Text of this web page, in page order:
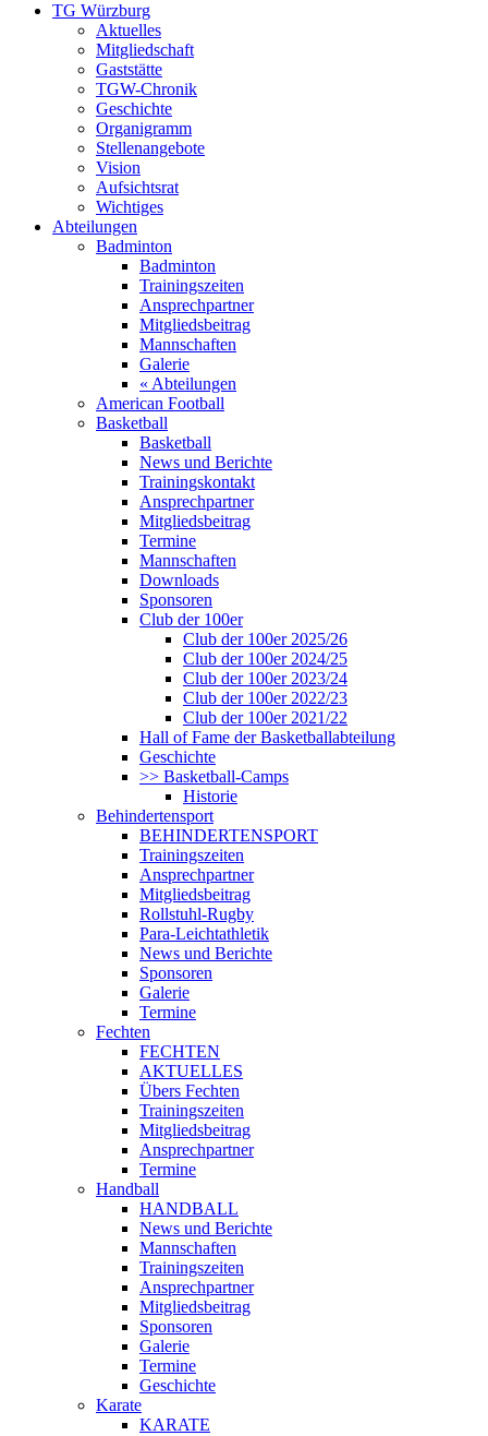
TG Würzburg
Aktuelles
Mitgliedschaft
Gaststätte
TGW-Chronik
Geschichte
Organigramm
Stellenangebote
Vision
Aufsichtsrat
Wichtiges
Abteilungen
Badminton
Badminton
Trainingszeiten
Ansprechpartner
Mitgliedsbeitrag
Mannschaften
Galerie
« Abteilungen
American Football
Basketball
Basketball
News und Berichte
Trainingskontakt
Ansprechpartner
Mitgliedsbeitrag
Termine
Mannschaften
Downloads
Sponsoren
Club der 100er
Club der 100er 2025/26
Club der 100er 2024/25
Club der 100er 2023/24
Club der 100er 2022/23
Club der 100er 2021/22
Hall of Fame der Basketballabteilung
Geschichte
>> Basketball-Camps
Historie
Behindertensport
BEHINDERTENSPORT
Trainingszeiten
Ansprechpartner
Mitgliedsbeitrag
Rollstuhl-Rugby
Para-Leichtathletik
News und Berichte
Sponsoren
Galerie
Termine
Fechten
FECHTEN
AKTUELLES
Übers Fechten
Trainingszeiten
Mitgliedsbeitrag
Ansprechpartner
Termine
Handball
HANDBALL
News und Berichte
Mannschaften
Trainingszeiten
Ansprechpartner
Mitgliedsbeitrag
Sponsoren
Galerie
Termine
Geschichte
Karate
KARATE